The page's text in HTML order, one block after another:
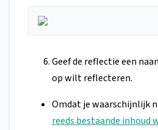
Geef de reflectie een
op wilt reflecteren.
Omdat je waarschijnlijk
reeds bestaande inhoud